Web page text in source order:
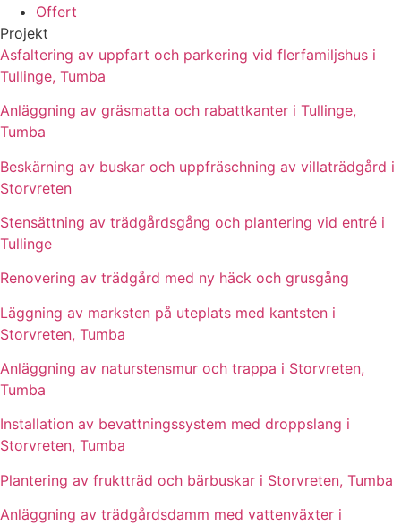
Offert
Projekt
Asfaltering av uppfart och parkering vid flerfamiljshus i
Tullinge, Tumba
Anläggning av gräsmatta och rabattkanter i Tullinge,
Tumba
Beskärning av buskar och uppfräschning av villaträdgård i
Storvreten
Stensättning av trädgårdsgång och plantering vid entré i
Tullinge
Renovering av trädgård med ny häck och grusgång
Läggning av marksten på uteplats med kantsten i
Storvreten, Tumba
Anläggning av naturstensmur och trappa i Storvreten,
Tumba
Installation av bevattningssystem med droppslang i
Storvreten, Tumba
Plantering av fruktträd och bärbuskar i Storvreten, Tumba
Anläggning av trädgårdsdamm med vattenväxter i